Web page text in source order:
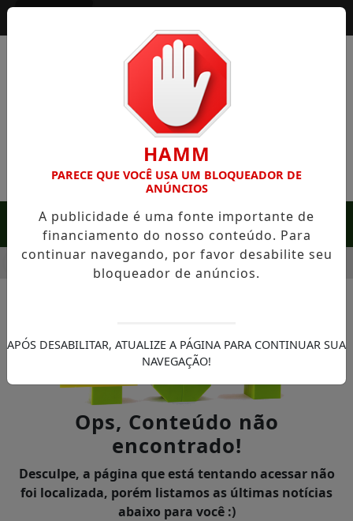
MENU
EM SERRA NEGRA: FAZENDA COM 488 HECTARES UNE
Ops, Conteúdo não
encontrado!
Desculpe, a página que está tentando acessar não
foi localizada, porém listamos as últimas notícias
abaixo para você :)
HAMM
PARECE QUE VOCÊ USA UM BLOQUEADOR DE
ANÚNCIOS
A publicidade é uma fonte importante de
financiamento do nosso conteúdo. Para
continuar navegando, por favor desabilite seu
bloqueador de anúncios.
APÓS DESABILITAR, ATUALIZE A PÁGINA PARA CONTINUAR SUA
NAVEGAÇÃO!